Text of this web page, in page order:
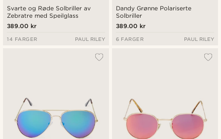
Svarte og Røde Solbriller av
Zebratre med Speilglass
389.00 kr
14 FARGER PAUL RILEY
Dandy Grønne Polariserte
Solbriller
389.00 kr
6 FARGER PAUL RILEY